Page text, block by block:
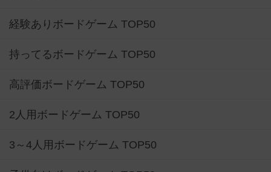
経験ありボードゲーム TOP50
持ってるボードゲーム TOP50
高評価ボードゲーム TOP50
2人用ボードゲーム TOP50
3～4人用ボードゲーム TOP50